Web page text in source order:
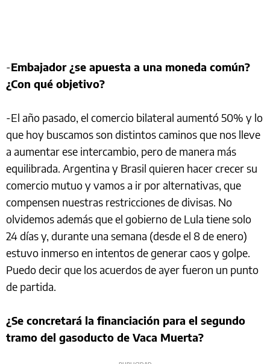
-Embajador ¿se apuesta a una moneda común?
¿Con qué objetivo?
-El año pasado, el comercio bilateral aumentó 50% y lo
que hoy buscamos son distintos caminos que nos lleve
a aumentar ese intercambio, pero de manera más
equilibrada. Argentina y Brasil quieren hacer crecer su
comercio mutuo y vamos a ir por alternativas, que
compensen nuestras restricciones de divisas. No
olvidemos además que el gobierno de Lula tiene solo
24 días y, durante una semana (desde el 8 de enero)
estuvo inmerso en intentos de generar caos y golpe.
Puedo decir que los acuerdos de ayer fueron un punto
de partida.
¿Se concretará la financiación para el segundo
tramo del gasoducto de Vaca Muerta?